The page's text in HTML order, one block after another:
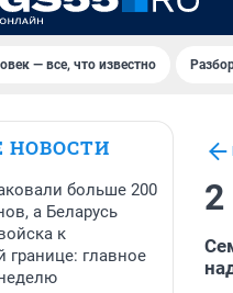
— все, что известно
НОВОСТИ
больше 200
а Беларусь
к
границе: главное